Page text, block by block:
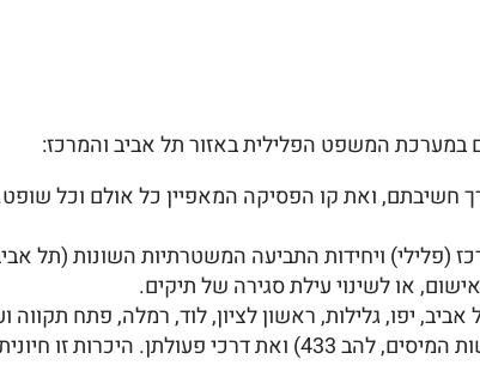
במערכת המשפט הפלילית באזור תל אביב והמרכז:
חשיבתם, ואת קו הפסיקה המאפיין כל אולם וכל
(פלילי) ויחידות התביעה המשטרתיות השונות (תל
או לשינוי עילת סגירה של תיקים.
יפו, גלילות, ראשון לציון, לוד, רמלה, פתח תקווה
והחקירה המיוחדות (כמו יאח"ה, יאחב"ל, ימ"ר, יחידות הונאה, יחידות סייבר, יח"א רשות המיסים,